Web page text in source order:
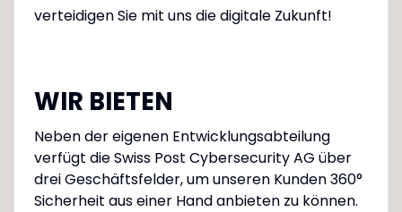
verteidigen Sie mit uns die digitale Zukunft!
WIR BIETEN
Neben der eigenen Entwicklungsabteilung
verfügt die Swiss Post Cybersecurity AG über
drei Geschäftsfelder, um unseren Kunden 360°
Sicherheit aus einer Hand anbieten zu können.